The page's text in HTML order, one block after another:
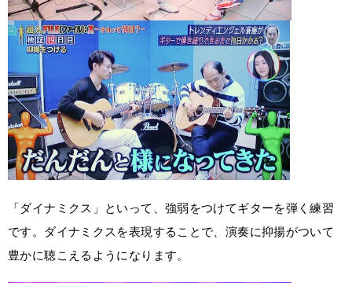
「ダイナミクス」といって、強弱をつけてギターを弾く練習
です。ダイナミクスを表現することで、演奏に抑揚がついて
豊かに聴こえるようになります。